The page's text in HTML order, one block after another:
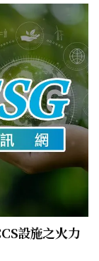
設施之火力